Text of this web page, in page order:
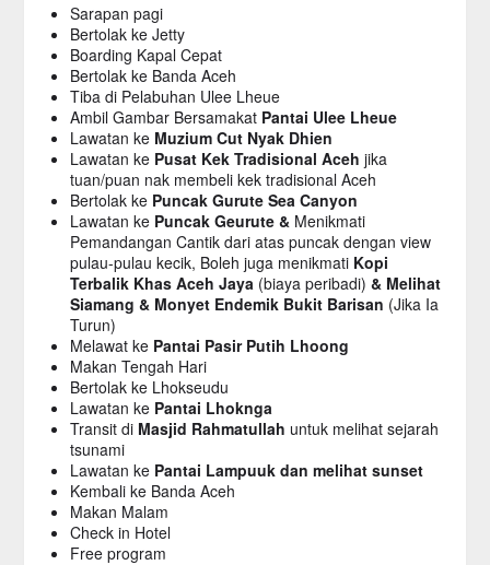
Sarapan pagi
Bertolak ke Jetty
Boarding Kapal Cepat
Bertolak ke Banda Aceh
Tiba di Pelabuhan Ulee Lheue
Ambil Gambar BersamakatPantai Ulee Lheue
Lawatan keMuzium Cut Nyak Dhien
Lawatan kePusat Kek Tradisional Aceh jika
tuan/puan nak membeli kek tradisional Aceh
Bertolak kePuncak Gurute Sea Canyon
Lawatan kePuncak Geurute & Menikmati
Pemandangan Cantik dari atas puncak dengan view
pulau-pulau kecik, Boleh juga menikmatiKopi
Terbalik Khas Aceh Jaya (biaya peribadi) & Melihat
Siamang & Monyet Endemik Bukit Barisan (Jika Ia
Turun)
Melawat kePantai Pasir Putih Lhoong
Makan Tengah Hari
Bertolak ke Lhokseudu
Lawatan kePantai Lhoknga
Transit diMasjid Rahmatullah untuk melihat sejarah
tsunami
Lawatan kePantai Lampuuk dan melihat sunset
Kembali ke Banda Aceh
Makan Malam
Check in Hotel
Free program